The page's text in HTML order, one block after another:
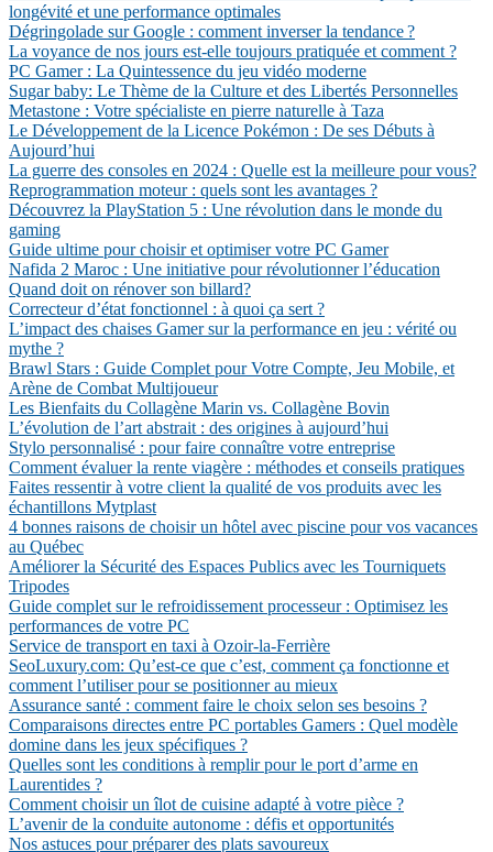
longévité et une performance optimales
Dégringolade sur Google : comment inverser la tendance ?
La voyance de nos jours est-elle toujours pratiquée et comment ?
PC Gamer : La Quintessence du jeu vidéo moderne
Sugar baby: Le Thème de la Culture et des Libertés Personnelles
Metastone : Votre spécialiste en pierre naturelle à Taza
Le Développement de la Licence Pokémon : De ses Débuts à
Aujourd’hui
La guerre des consoles en 2024 : Quelle est la meilleure pour vous?
Reprogrammation moteur : quels sont les avantages ?
Découvrez la PlayStation 5 : Une révolution dans le monde du
gaming
Guide ultime pour choisir et optimiser votre PC Gamer
Nafida 2 Maroc : Une initiative pour révolutionner l’éducation
Quand doit on rénover son billard?
Correcteur d’état fonctionnel : à quoi ça sert ?
L’impact des chaises Gamer sur la performance en jeu : vérité ou
mythe ?
Brawl Stars : Guide Complet pour Votre Compte, Jeu Mobile, et
Arène de Combat Multijoueur
Les Bienfaits du Collagène Marin vs. Collagène Bovin
L’évolution de l’art abstrait : des origines à aujourd’hui
Stylo personnalisé : pour faire connaître votre entreprise
Comment évaluer la rente viagère : méthodes et conseils pratiques
Faites ressentir à votre client la qualité de vos produits avec les
échantillons Mytplast
4 bonnes raisons de choisir un hôtel avec piscine pour vos vacances
au Québec
Améliorer la Sécurité des Espaces Publics avec les Tourniquets
Tripodes
Guide complet sur le refroidissement processeur : Optimisez les
performances de votre PC
Service de transport en taxi à Ozoir-la-Ferrière
SeoLuxury.com: Qu’est-ce que c’est, comment ça fonctionne et
comment l’utiliser pour se positionner au mieux
Assurance santé : comment faire le choix selon ses besoins ?
Comparaisons directes entre PC portables Gamers : Quel modèle
domine dans les jeux spécifiques ?
Quelles sont les conditions à remplir pour le port d’arme en
Laurentides ?
Comment choisir un îlot de cuisine adapté à votre pièce ?
L’avenir de la conduite autonome : défis et opportunités
Nos astuces pour préparer des plats savoureux